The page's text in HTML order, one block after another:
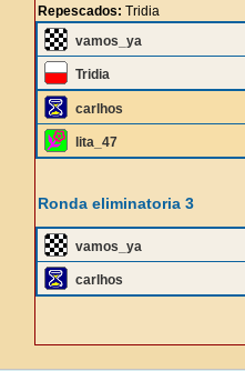
Repescados: Tridia
vamos_ya
Tridia
carlhos
lita_47
Ronda eliminatoria 3
vamos_ya
carlhos